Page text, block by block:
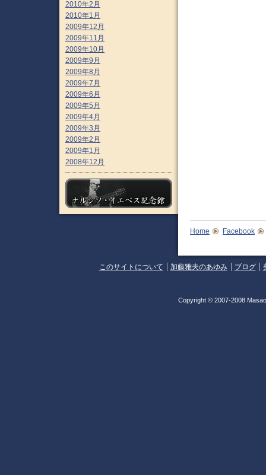
2010年2月
2010年1月
2009年12月
2009年11月
2009年10月
2009年9月
2009年8月
2009年7月
2009年6月
2009年5月
2009年4月
2009年3月
2009年2月
2009年1月
2008年12月
Home Facebook
このサイトについて 加藤雅夫のあゆみ ブログ
Copyright © 2007-2008